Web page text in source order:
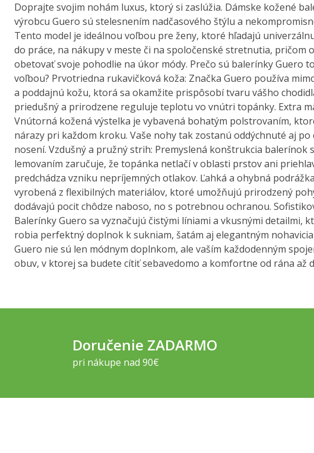
Doprajte svojim nohám luxus, ktorý si zaslúžia. Dámske kožené
výrobcu Guero sú stelesnením nadčasového štýlu a
Tento model je ideálnou voľbou pre ženy, ktoré hľadajú
do práce, na nákupy v meste či na spoločenské stretnutia, pričom
obetovať svoje pohodlie na úkor módy. Prečo sú balerínky Guero
voľbou? Prvotriedna rukavičková koža: Značka Guero používa
a poddajnú kožu, ktorá sa okamžite prispôsobí tvaru vášho
priedušný a prirodzene reguluje teplotu vo vnútri topánky. Extra
Vnútorná kožená výstelka je vybavená bohatým polstrovaním,
nárazy pri každom kroku. Vaše nohy tak zostanú oddýchnuté aj po
nosení. Vzdušný a pružný strih: Premyslená konštrukcia balerínok
lemovaním zaručuje, že topánka netlačí v oblasti prstov ani
predchádza vzniku nepríjemných otlakov. Ľahká a ohybná
vyrobená z flexibilných materiálov, ktoré umožňujú prirodzený
dodávajú pocit chôdze naboso, no s potrebnou ochranou.
Balerínky Guero sa vyznačujú čistými líniami a vkusnými detailmi,
robia perfektný doplnok k sukniam, šatám aj elegantným
Guero nie sú len módnym doplnkom, ale vaším každodenným
obuv, v ktorej sa budete cítiť sebavedomo a komfortne od rána až
Doručenie ZADARMO
pri nákupe nad 90€